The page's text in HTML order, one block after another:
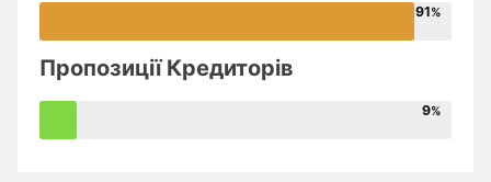
91
Пропозиції Кредиторів
9